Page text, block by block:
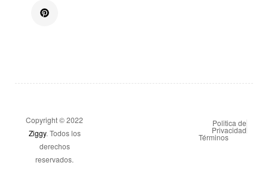
Copyright © 2022
Ziggy. Todos los
derechos
reservados.
Politica de
Privacidad
Términos